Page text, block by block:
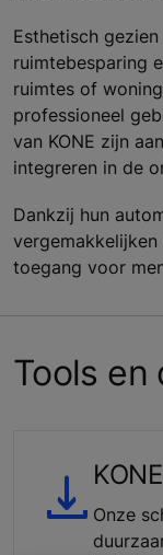
Esthetisch
ruimtebesparing
ruimtes of
professioneel
van KONE zijn
integreren in de
Dankzij hun
vergemakkelijken
toegang voor
Tools en
Onze